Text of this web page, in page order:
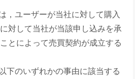
，ユーザーが当社に対して購入
対して当社が当該申し込みを承
とによって売買契約が成立する
下のいずれかの事由に該当する